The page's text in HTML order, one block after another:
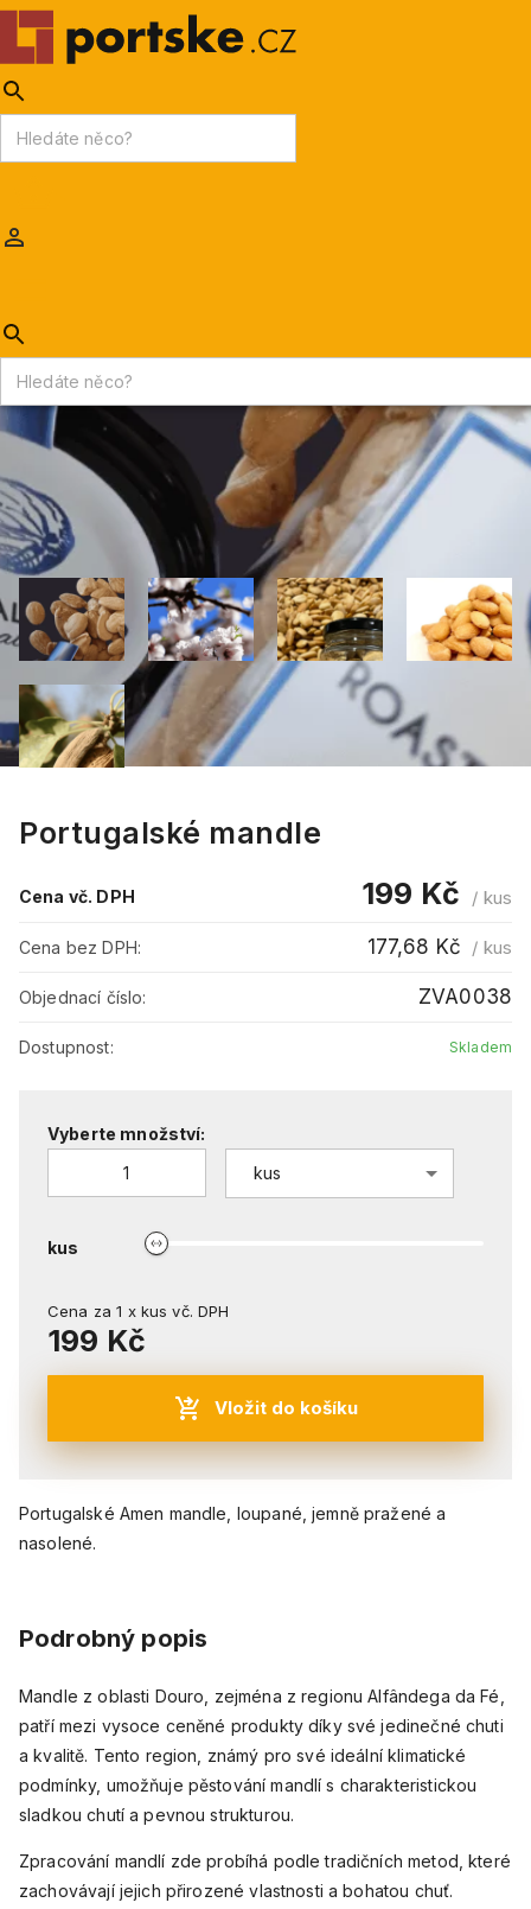
KPDV AKCE PORTSKÉ VÍNO
Portske.cz
Portugalské mandle
Cena vč. DPH 199 Kč / kus
Cena bez DPH: 177,68 Kč / kus
Objednací číslo: ZVA0038
Dostupnost: Skladem
Vyberte množství:
kus
kus
Cena za1 x kus vč. DPH
199 Kč
Vložit do košíku
Portugalské Amen mandle, loupané, jemně pražené a
nasolené.
Podrobný popis
Mandle z oblasti Douro, zejména z regionu Alfândega da Fé,
patří mezi vysoce ceněné produkty díky své jedinečné chuti
a kvalitě. Tento region, známý pro své ideální klimatické
podmínky, umožňuje pěstování mandlí s charakteristickou
sladkou chutí a pevnou strukturou.
Zpracování mandlí zde probíhá podle tradičních metod, které
zachovávají jejich přirozené vlastnosti a bohatou chuť.